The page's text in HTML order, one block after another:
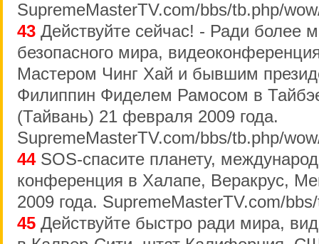
SupremeMasterTV.com/bbs/tb.php/
43 Действуйте сейчас! - Ради более
безопасного мира,
Мастером Чинг Хай и бывшим
Филиппин Фиделем Рамосом в
(Тайвань) 21 февраля 2009 года.
SupremeMasterTV.com/bbs/tb.php/
44SOS-спасите планету,
конференция в Халапе, Веракрус,
2009 года. SupremeMasterTV.com/
45 Действуйте быстро ради мира,